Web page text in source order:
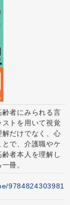
者にみられる言
トを用いて視覚
だけでなく、心
で、介護職やケ
者本人を理解し
冊。
9784824303981